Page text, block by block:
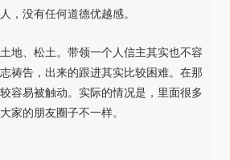
，没有任何道德优越感。
地、松土。带领一个人信主其实也不容
祷告，出来的跟进其实比较困难。在那
容易被触动。实际的情况是，里面很多
家的朋友圈子不一样。